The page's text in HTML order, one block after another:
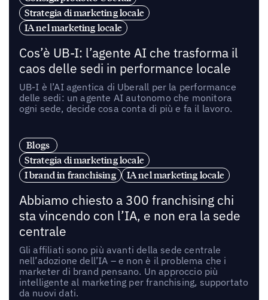
Strategia di marketing locale
IA nel marketing locale
Cos’è UB-I: l’agente AI che trasforma il
caos delle sedi in performance locale
UB-I è l’AI agentica di Uberall per la performance
delle sedi: un agente AI autonomo che monitora
ogni sede, decide cosa conta di più e fa il lavoro.
Blogs
Strategia di marketing locale
I brand in franchising
IA nel marketing locale
Abbiamo chiesto a 300 franchising chi
sta vincendo con l’IA, e non era la sede
centrale
Gli affiliati sono più avanti della sede centrale
nell’adozione dell’IA – e non è il problema che i
marketer di brand pensano. Un approccio più
intelligente al marketing per franchising, supportato
da nuovi dati.